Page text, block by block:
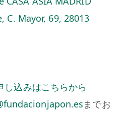
C. Mayor, 69, 28013
し込みはこちらから
までお